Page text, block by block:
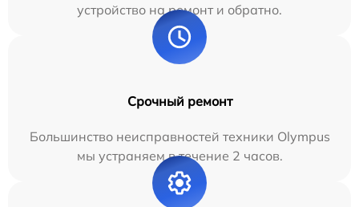
устройство на ремонт и обратно.
Срочный ремонт
Большинство неисправностей техники Olympus
мы устраняем в течение 2 часов.